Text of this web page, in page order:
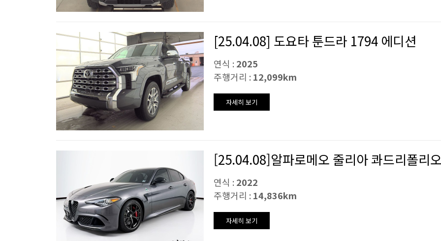
[25.04.08] 도요타 툰드라 1794 에디션
연식 : 2025
주행거리 : 12,099km
자세히 보기
[25.04.08]알파로메오 줄리아 콰드리폴리
연식 : 2022
주행거리 : 14,836km
자세히 보기